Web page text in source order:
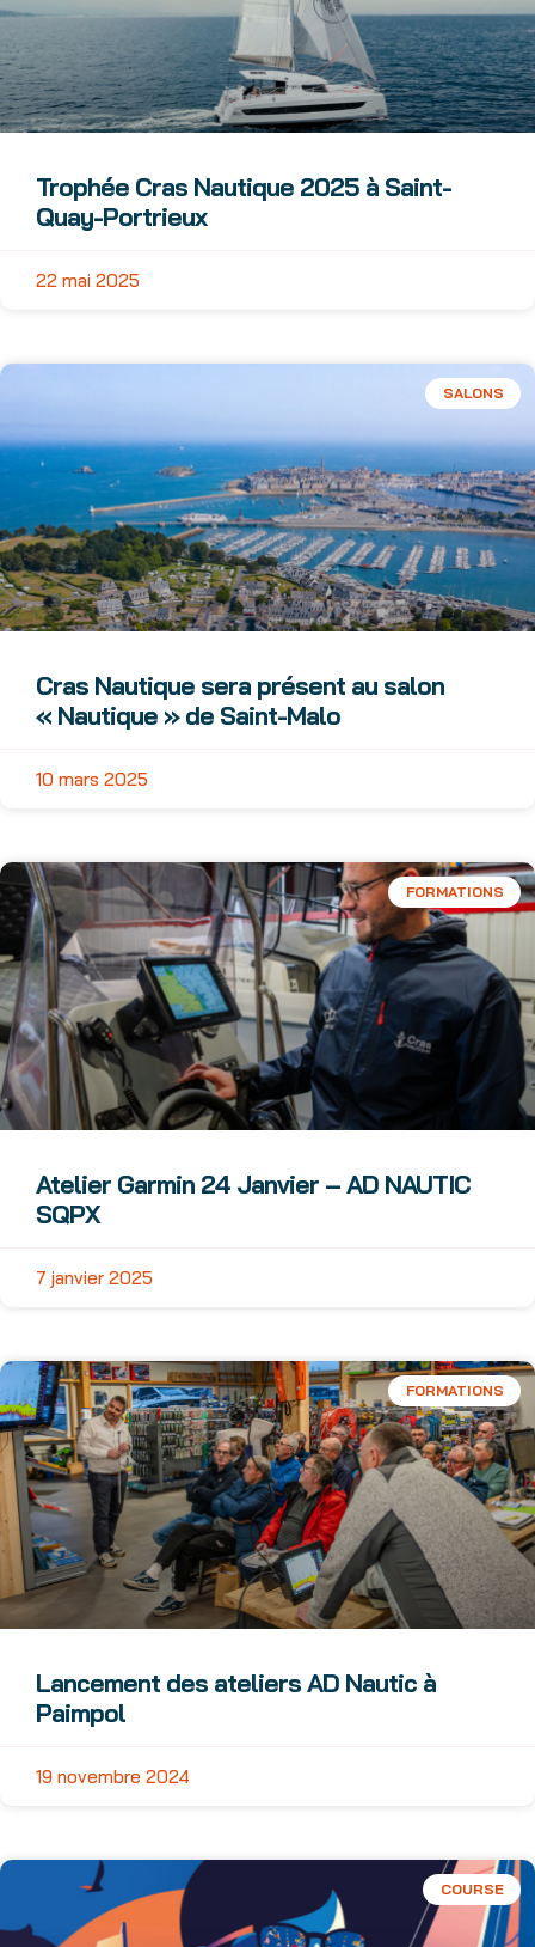
Trophée Cras Nautique 2025 à Saint-
Quay-Portrieux
22 mai 2025
SALONS
Cras Nautique sera présent au salon
« Nautique » de Saint-Malo
10 mars 2025
FORMATIONS
Atelier Garmin 24 Janvier – AD NAUTIC
SQPX
7 janvier 2025
FORMATIONS
Lancement des ateliers AD Nautic à
Paimpol
19 novembre 2024
COURSE